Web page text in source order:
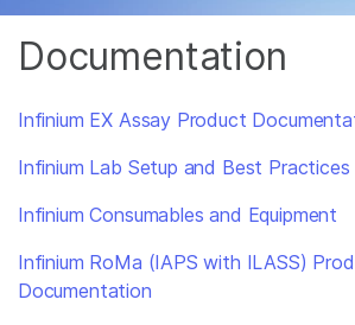
Documentation
Infinium EX Assay Product
Infinium Lab Setup and Best Practices
Infinium Consumables and Equipment
Infinium RoMa (IAPS with ILASS)
Documentation